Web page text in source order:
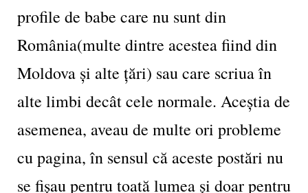
profile de babe care nu sunt din
România(multe dintre acestea fiind din
Moldova și alte țări) sau care scriua în
alte limbi decât cele normale. Aceștia de
asemenea, aveau de multe ori probleme
cu pagina, în sensul că aceste postări nu
se fișau pentru toată lumea și doar pentru